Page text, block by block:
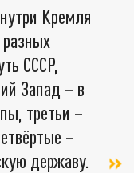
Кремля
СССР,
Запад – в
третьи –
–
державу.